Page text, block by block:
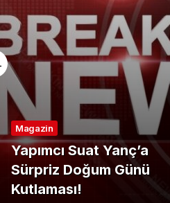
Magazin
Yapımcı Suat Yanç’a
Sürpriz Doğum Günü
Kutlaması!